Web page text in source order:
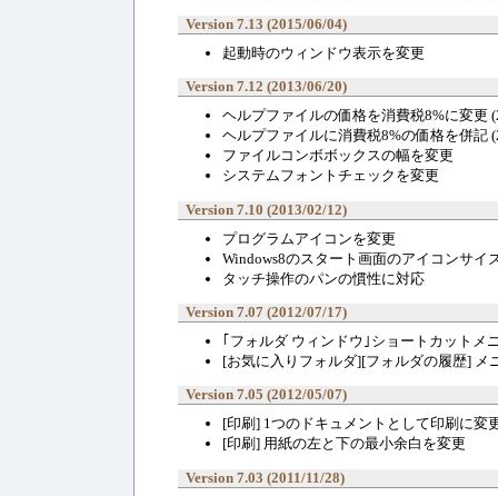
Version 7.13 (2015/06/04)
起動時のウィンドウ表示を変更
Version 7.12 (2013/06/20)
ヘルプファイルの価格を消費税8%に変更
ヘルプファイルに消費税8%の価格を併記
ファイルコンボボックスの幅を変更
システムフォントチェックを変更
Version 7.10 (2013/02/12)
プログラムアイコンを変更
Windows8のスタート画面のアイコンサイ
タッチ操作のパンの慣性に対応
Version 7.07 (2012/07/17)
｢フォルダ ウィンドウ｣ショートカット
[お気に入りフォルダ][フォルダの履歴] メ
Version 7.05 (2012/05/07)
[印刷] 1つのドキュメントとして印刷に変
[印刷] 用紙の左と下の最小余白を変更
Version 7.03 (2011/11/28)